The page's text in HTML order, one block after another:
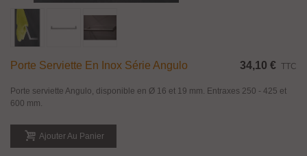
Porte Serviette En Inox Série Angulo 34,10 € TTC
Porte serviette Angulo, disponible en Ø 16 et 19 mm. Entraxes 250 - 425 et
600 mm.
Ajouter Au Panier